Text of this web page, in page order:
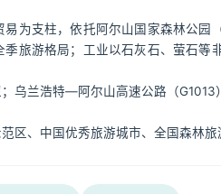
为支柱，依托阿尔山国家森林公园
旅游格局；工业以石灰石、萤石等
乌兰浩特—阿尔山高速公路（
区、中国优秀旅游城市、全国森林旅